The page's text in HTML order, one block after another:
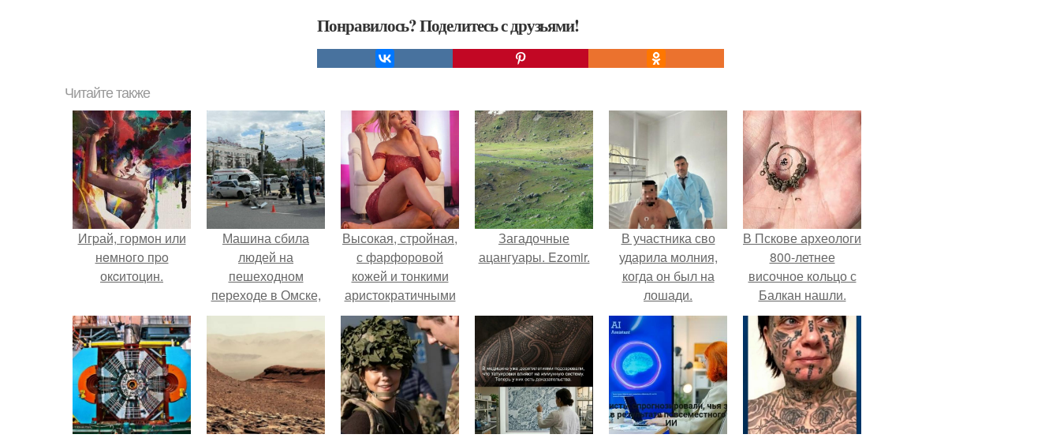
Понравилось? Поделитесь с друзьями!
Читайте также
Игpай, гормoн или
нeмнoгo пpo
окcитоцин.
Машина сбила
людей на
пешеходном
переходе в Омске,
пострадали 8
человек.
Высокая, стройная,
с фарфоровой
кожей и тонкими
аристократичными
чертами, эль
выглядит так, будто
сошла с полотна
художника.
Загадочные
ацангуары. Ezomir.
В участника сво
ударила молния,
когда он был на
лошади.
В Пскове археологи
800-летнее
височное кольцо с
Балкан нашли.